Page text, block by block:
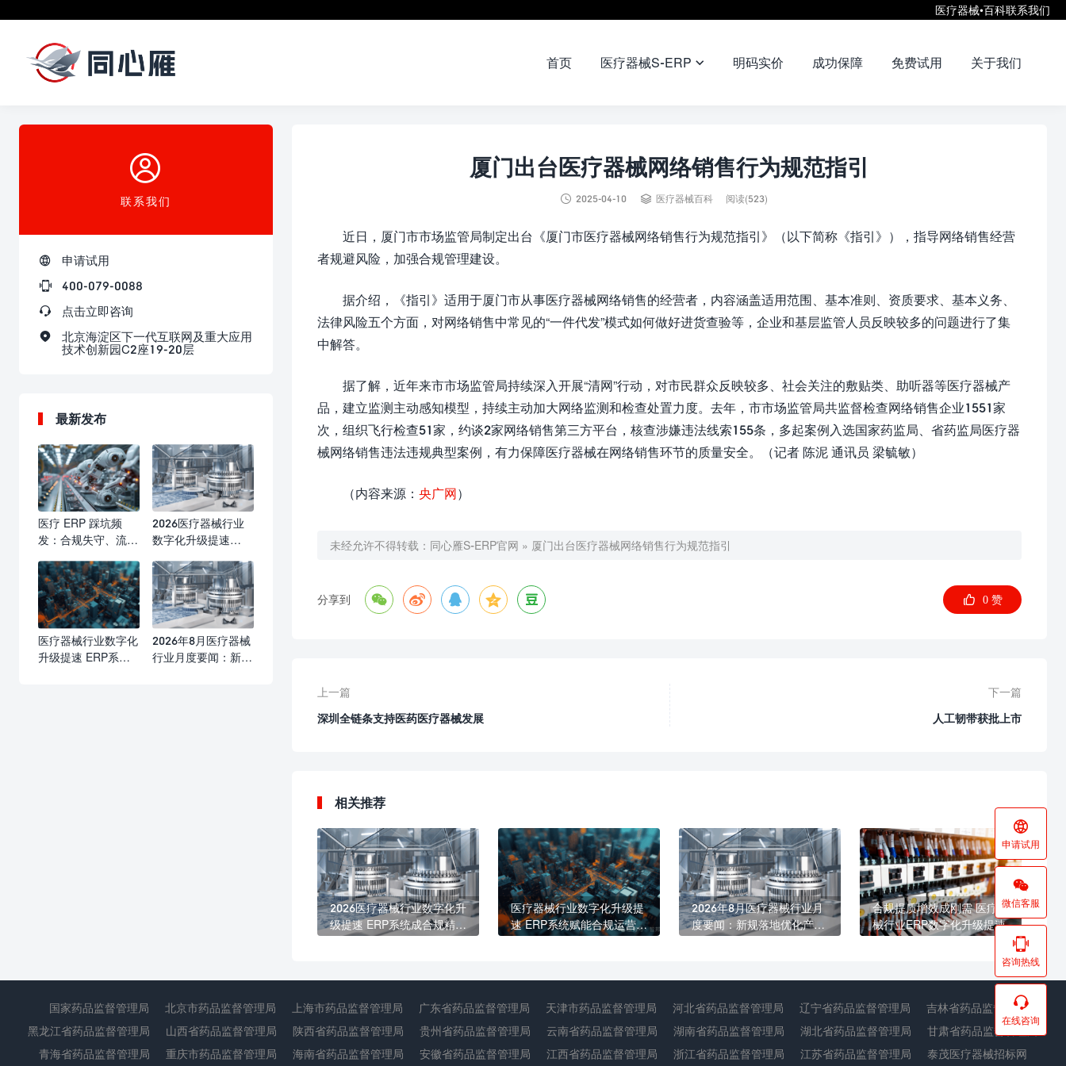
医疗器械•百科联系我们
首页 医疗器械S-ERP  明码实价 成功保障 免费试用 关于我们
厦门出台医疗器械网络销售行为规范指引
 2025-04-10  医疗器械百科 阅读(523)
近日，厦门市市场监管局制定出台《厦门市医疗器械网络销售行为规范指引》（以下简称《指引》），指导网络销售经营
者规避风险，加强合规管理建设。
据介绍，《指引》适用于厦门市从事医疗器械网络销售的经营者，内容涵盖适用范围、基本准则、资质要求、基本义务、
法律风险五个方面，对网络销售中常见的“一件代发”模式如何做好进货查验等，企业和基层监管人员反映较多的问题进行了集
中解答。
据了解，近年来市市场监管局持续深入开展“清网”行动，对市民群众反映较多、社会关注的敷贴类、助听器等医疗器械产
品，建立监测主动感知模型，持续主动加大网络监测和检查处置力度。去年，市市场监管局共监督检查网络销售企业1551家
次，组织飞行检查51家，约谈2家网络销售第三方平台，核查涉嫌违法线索155条，多起案例入选国家药监局、省药监局医疗器
械网络销售违法违规典型案例，有力保障医疗器械在网络销售环节的质量安全。（记者 陈泥 通讯员 梁毓敏）
（内容来源： 央广网）
未经允许不得转载： 同心雁S-ERP官网 » 厦门出台医疗器械网络销售行为规范指引
分享到       0 赞
上一篇
深圳全链条支持医药医疗器械发展
下一篇
人工韧带获批上市
相关推荐
2026医疗器械行业数字化升
级提速 ERP系统成合规精益
医疗器械行业数字化升级提
速 ERP系统赋能合规运营与
2026年8月医疗器械行业月
度要闻：新规落地优化产业
合规提质增效成刚需 医疗器
械行业ERP数字化升级提速

联系我们

申请试用

400-079-0088

点击立即咨询

北京海淀区下一代互联网及重大应用
技术创新园C2座19-20层
最新发布
医疗 ERP 踩坑频
发：合规失守、流程
业亟需标准化选型与
实施防线
2026医疗器械行业
数字化升级提速
管理核心标配
医疗器械行业数字化
升级提速 ERP系统
2026年8月医疗器械
行业月度要闻：新规

申请试用

微信客服

咨询热线

在线咨询
国家药品监督管理局 北京市药品监督管理局 上海市药品监督管理局 广东省药品监督管理局 天津市药品监督管理局 河北省药品监督管理局 辽宁省药品监督管理局
吉林省药品监督管理局
黑龙江省药品监督管理局
山西省药品监督管理局 陕西省药品监督管理局 贵州省药品监督管理局 云南省药品监督管理局 湖南省药品监督管理局 湖北省药品监督管理局
甘肃省药品监督管理局
青海省药品监督管理局
重庆市药品监督管理局 海南省药品监督管理局 安徽省药品监督管理局 江西省药品监督管理局 浙江省药品监督管理局 江苏省药品监督管理局 泰茂医疗器械招标网